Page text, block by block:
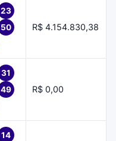
23
50
R$ 4.154.830,38
31
49
R$ 0,00
14